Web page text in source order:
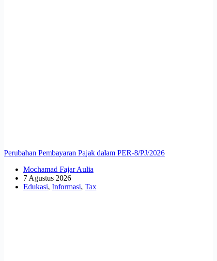
Perubahan Pembayaran Pajak dalam PER-8/PJ/2026
Mochamad Fajar Aulia
7 Agustus 2026
Edukasi, Informasi, Tax